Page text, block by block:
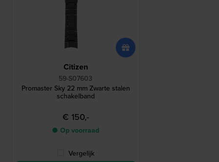
Citizen
59-S07603
Promaster Sky 22 mm Zwarte stalen
schakelband
€ 150,-
● Op voorraad
Vergelijk